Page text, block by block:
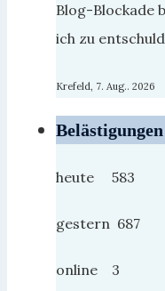
Blog-Blockade
ich zu
Krefeld, 7. Aug.. 2026
Belästigungen
heute 583
gestern 687
online 3